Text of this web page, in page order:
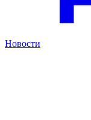
Новости